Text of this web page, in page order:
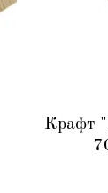
Крафт